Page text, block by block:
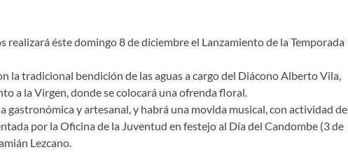
realizará éste domingo 8 de diciembre el Lanzamiento de la Temporada
la tradicional bendición de las aguas a cargo del Diácono Alberto Vila,
a la Virgen, donde se colocará una ofrenda floral.
y artesanal, y habrá una movida musical, con actividad de
por la Oficina de la Juventud en festejo al Día del Candombe (3 de
Lezcano.